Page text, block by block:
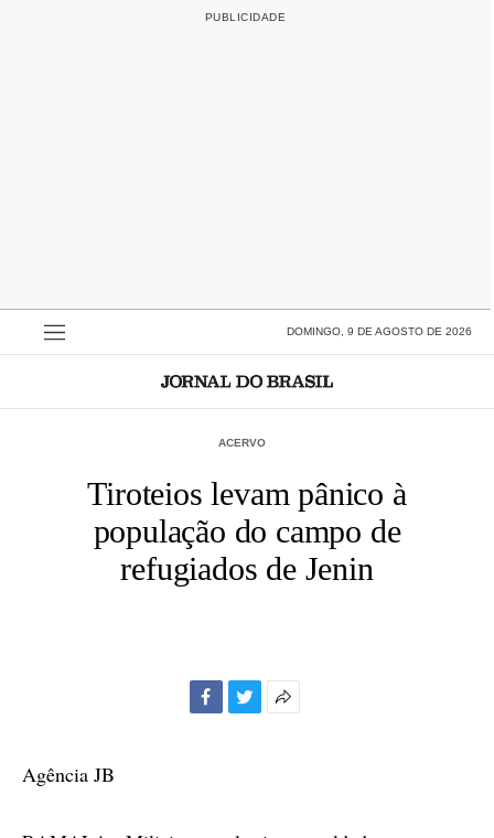
DOMINGO, 9 DE AGOSTO DE 2026
ACERVO
Tiroteios levam pânico à
população do campo de
refugiados de Jenin
Agência JB